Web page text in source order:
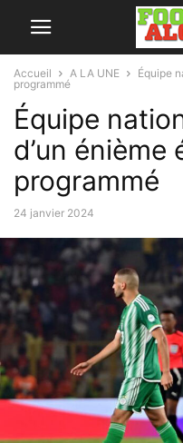
Accueil A LA UNE
Équipe
programmé
Équipe
d’un énième
programmé
24 janvier 2024